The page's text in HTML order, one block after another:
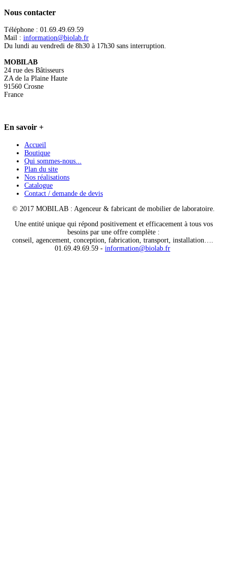
Nous contacter
Téléphone : 01.69.49.69.59
Mail : information@biolab.fr
Du lundi au vendredi de 8h30 à 17h30 sans interruption.
MOBILAB
24 rue des Bâtisseurs
ZA de la Plaine Haute
91560 Crosne
France
En savoir +
Accueil
Boutique
Qui sommes-nous...
Plan du site
Nos réalisations
Catalogue
Contact / demande de devis
© 2017 MOBILAB : Agenceur & fabricant de mobilier de laboratoire.
Une entité unique qui répond positivement et efficacement à tous vos
besoins par une offre complète :
conseil, agencement, conception, fabrication, transport, installation….
01.69.49.69.59 - information@biolab.fr